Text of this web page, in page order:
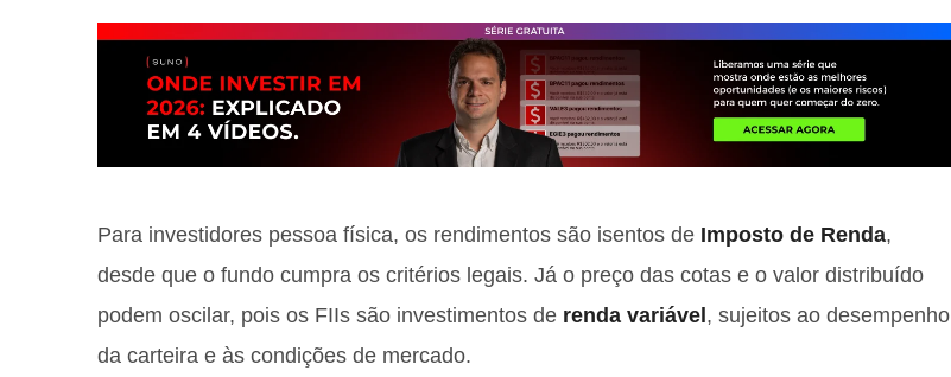
Para investidores pessoa física, os rendimentos são isentos de Imposto de Renda,
desde que o fundo cumpra os critérios legais. Já o preço das cotas e o valor distribuído
podem oscilar, pois os FIIs são investimentos de renda variável, sujeitos ao desempenho
da carteira e às condições de mercado.